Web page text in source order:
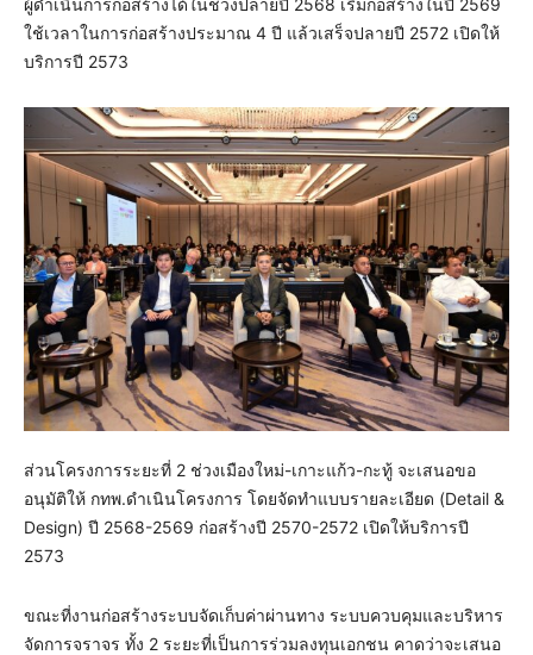
ผู้ดำเนินการก่อสร้างได้ในช่วงปลายปี 2568 เริ่มก่อสร้างในปี 2569
ใช้เวลาในการก่อสร้างประมาณ 4 ปี แล้วเสร็จปลายปี 2572 เปิดให้
บริการปี 2573
ส่วนโครงการระยะที่ 2 ช่วงเมืองใหม่-เกาะแก้ว-กะทู้ จะเสนอขอ
อนุมัติให้ กทพ.ดำเนินโครงการ โดยจัดทำแบบรายละเอียด (Detail &
Design) ปี 2568-2569 ก่อสร้างปี 2570-2572 เปิดให้บริการปี
2573
ขณะที่งานก่อสร้างระบบจัดเก็บค่าผ่านทาง ระบบควบคุมและบริหาร
จัดการจราจร ทั้ง 2 ระยะที่เป็นการร่วมลงทุนเอกชน คาดว่าจะเสนอ